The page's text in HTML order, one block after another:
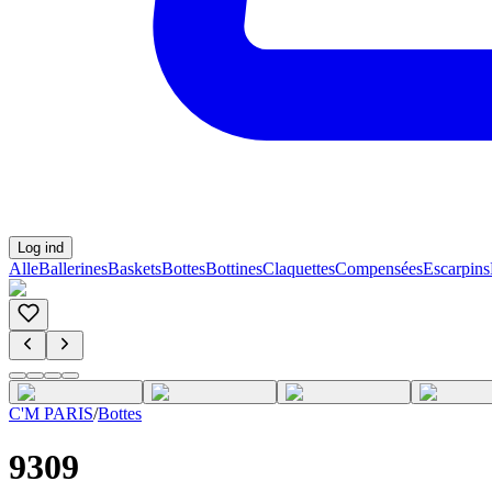
Log ind
AlleBallerinesBasketsBottesBottinesClaquettesCompenséesEscarpins
C'M PARIS/Bottes
9309